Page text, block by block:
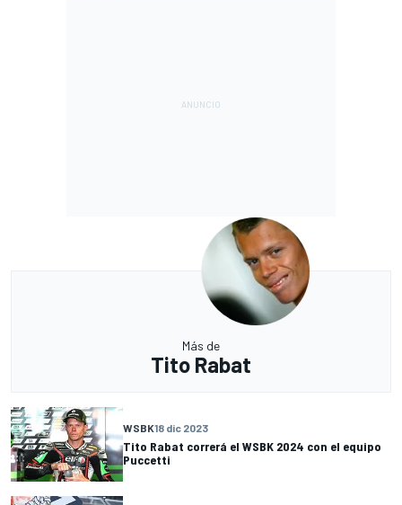
Más de
Tito Rabat
WSBK18 dic 2023
Tito Rabat correrá el WSBK 2024 con el equipo
Puccetti